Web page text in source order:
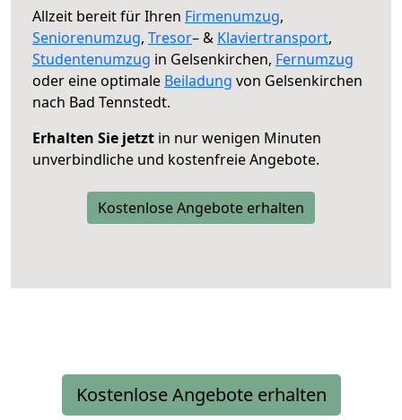
Allzeit bereit für Ihren Firmenumzug,
Seniorenumzug, Tresor– & Klaviertransport,
Studentenumzug in Gelsenkirchen, Fernumzug
oder eine optimale Beiladung von Gelsenkirchen
nach Bad Tennstedt.
Erhalten Sie jetzt in nur wenigen Minuten
unverbindliche und kostenfreie Angebote.
Kostenlose Angebote erhalten
Kostenlose Angebote erhalten